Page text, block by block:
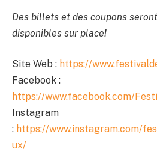
Des billets et des coupons
disponibles sur place!
Site Web : https://
Facebook :
https://www.facebook.com/
Instagram
: https://www.instagram.com/
ux/